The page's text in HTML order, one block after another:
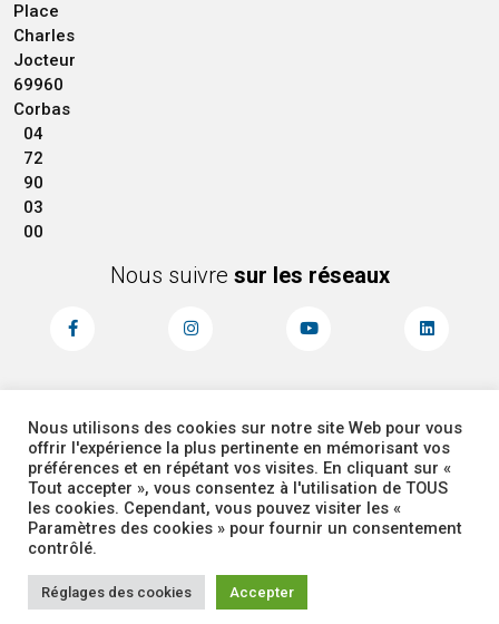
Place
Charles
Jocteur
69960
Corbas
04
72
90
03
00
Nous suivre sur les réseaux
MENTIONS LÉGALES
PLAN DU SITE
ACCESSIBILITÉ
ADMINISTRATEUR
COOKIES
Corbas 2026 Tous droits réservés -
Nous utilisons des cookies sur notre site Web pour vous
offrir l'expérience la plus pertinente en mémorisant vos
préférences et en répétant vos visites. En cliquant sur «
Tout accepter », vous consentez à l'utilisation de TOUS
les cookies. Cependant, vous pouvez visiter les «
Paramètres des cookies » pour fournir un consentement
contrôlé.
Réglages des cookies Accepter